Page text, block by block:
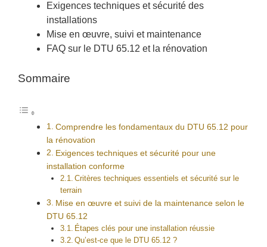
Exigences techniques et sécurité des
installations
Mise en œuvre, suivi et maintenance
FAQ sur le DTU 65.12 et la rénovation
Sommaire
Comprendre les fondamentaux du DTU 65.12 pour
la rénovation
Exigences techniques et sécurité pour une
installation conforme
Critères techniques essentiels et sécurité sur le
terrain
Mise en œuvre et suivi de la maintenance selon le
DTU 65.12
Étapes clés pour une installation réussie
Qu’est-ce que le DTU 65.12 ?